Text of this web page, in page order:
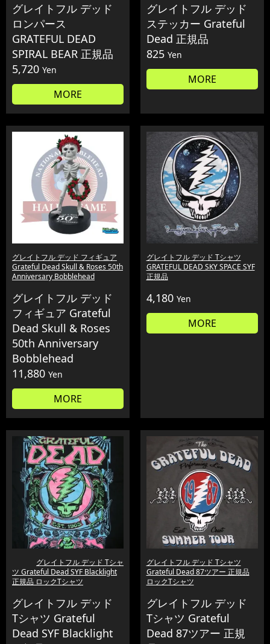
グレイトフル デッド
ロンパース
GRATEFUL DEAD
SPIRAL BEAR 正規品
5,720 Yen
MORE
グレイトフル デッド
ステッカー Grateful
Dead 正規品
825 Yen
MORE
グレイトフル デッド フィギュア
Grateful Dead Skull & Roses 50th
Anniversary Bobblehead
グレイトフル デッド
フィギュア Grateful
Dead Skull & Roses
50th Anniversary
Bobblehead
11,880 Yen
MORE
グレイトフル デッド Tシャツ
GRATEFUL DEAD SKY SPACE SYF
正規品
4,180 Yen
MORE
グレイトフル デッド Tシャ
ツ Grateful Dead SYF Blacklight
正規品 ロックTシャツ
グレイトフル デッド
Tシャツ Grateful
Dead SYF Blacklight
グレイトフル デッド Tシャツ
Grateful Dead 87ツアー 正規品
ロックTシャツ
グレイトフル デッド
Tシャツ Grateful
Dead 87ツアー 正規